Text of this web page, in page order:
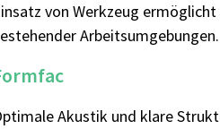
von Werkzeug
Arbeitsumgebungen.
Akustik und klare